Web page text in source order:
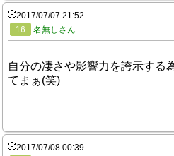
2017/07/07 21:52
16
名無しさん
自分の凄さや影響力を誇示する
てまぁ(笑)
2017/07/08 00:39